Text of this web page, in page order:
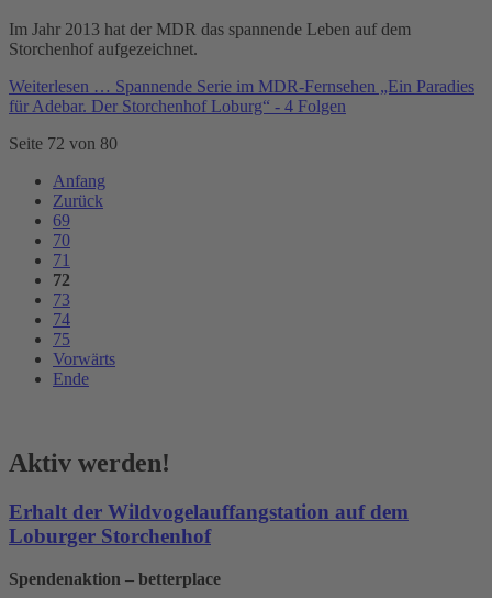
Im Jahr 2013 hat der MDR das spannende Leben auf dem
Storchenhof aufgezeichnet.
Weiterlesen … Spannende Serie im MDR-Fernsehen „Ein Paradies
für Adebar. Der Storchenhof Loburg“ - 4 Folgen
Seite 72 von 80
Anfang
Zurück
69
70
71
72
73
74
75
Vorwärts
Ende
Aktiv werden!
Erhalt der Wildvogelauffangstation auf dem
Loburger Storchenhof
Spendenaktion – betterplace